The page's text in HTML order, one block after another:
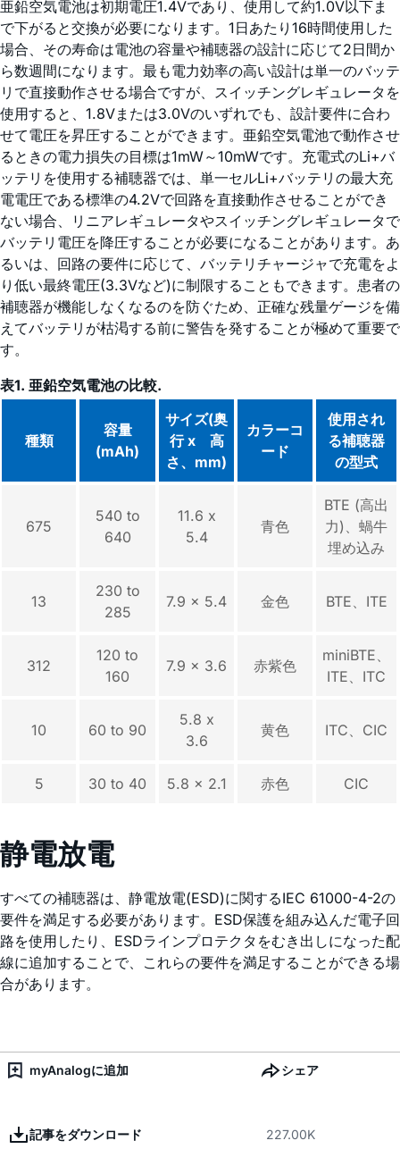
亜鉛空気電池は初期電圧1.4Vであり、使用して約1.0V以下ま
で下がると交換が必要になります。1日あたり16時間使用した
場合、その寿命は電池の容量や補聴器の設計に応じて2日間か
ら数週間になります。最も電力効率の高い設計は単一のバッテ
リで直接動作させる場合ですが、スイッチングレギュレータを
使用すると、1.8Vまたは3.0Vのいずれでも、設計要件に合わ
せて電圧を昇圧することができます。亜鉛空気電池で動作させ
るときの電力損失の目標は1mW～10mWです。充電式のLi+バ
ッテリを使用する補聴器では、単一セルLi+バッテリの最大充
電電圧である標準の4.2Vで回路を直接動作させることができ
ない場合、リニアレギュレータやスイッチングレギュレータで
バッテリ電圧を降圧することが必要になることがあります。あ
るいは、回路の要件に応じて、バッテリチャージャで充電をよ
り低い最終電圧(3.3Vなど)に制限することもできます。患者の
補聴器が機能しなくなるのを防ぐため、正確な残量ゲージを備
えてバッテリが枯渇する前に警告を発することが極めて重要で
す。
表1. 亜鉛空気電池の比較.
種類
容量
(mAh)
サイズ(奥
行 x 高
さ、mm)
カラーコ
ード
使用され
る補聴器
の型式
675
540 to
640
11.6 x
5.4
青色
BTE (高出
力)、蝸牛
埋め込み
13
230 to
285
7.9 x 5.4 金色 BTE、ITE
312
120 to
160
7.9 x 3.6 赤紫色
miniBTE、
ITE、ITC
10 60 to 90
5.8 x
3.6
黄色 ITC、CIC
5 30 to 40 5.8 x 2.1 赤色 CIC
静電放電
すべての補聴器は、静電放電(ESD)に関するIEC 61000-4-2の
要件を満足する必要があります。ESD保護を組み込んだ電子回
路を使用したり、ESDラインプロテクタをむき出しになった配
線に追加することで、これらの要件を満足することができる場
合があります。
myAnalogに追加 シェア
記事をダウンロード 227.00K